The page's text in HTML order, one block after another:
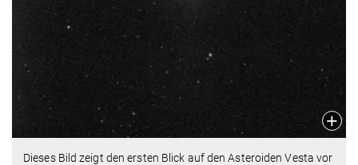
Dieses Bild zeigt den ersten Blick auf den Asteroiden Vesta vor